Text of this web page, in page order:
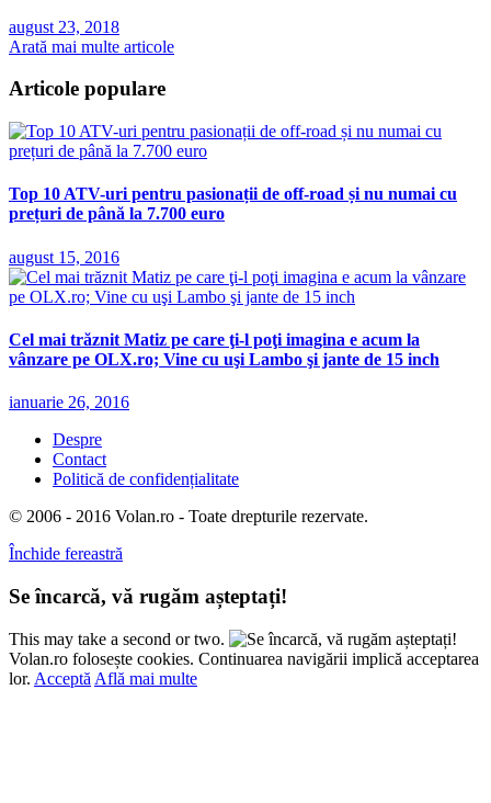
august 23, 2018
Arată mai multe articole
Articole populare
Top 10 ATV-uri pentru pasionații de off-road și nu numai cu
prețuri de până la 7.700 euro
august 15, 2016
Cel mai trăznit Matiz pe care ţi-l poţi imagina e acum la
vânzare pe OLX.ro; Vine cu uşi Lambo şi jante de 15 inch
ianuarie 26, 2016
Despre
Contact
Politică de confidențialitate
© 2006 - 2016 Volan.ro - Toate drepturile rezervate.
Închide fereastră
Se încarcă, vă rugăm așteptați!
This may take a second or two.
Volan.ro folosește cookies. Continuarea navigării implică acceptarea
lor. Acceptă Află mai multe